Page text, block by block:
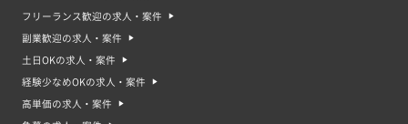
フリーランス歓迎の求人・案件
副業歓迎の求人・案件
土日OKの求人・案件
経験少なめOKの求人・案件
高単価の求人・案件